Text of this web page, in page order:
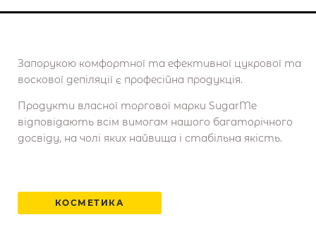
Запорукою комфортної та ефективної цукрової та
воскової депіляції є професійна продукція.
Продукти власної торгової марки SugarMe
відповідають всім вимогам нашого багаторічного
досвіду, на чолі яких найвища і стабільна якість.
КОСМЕТИКА